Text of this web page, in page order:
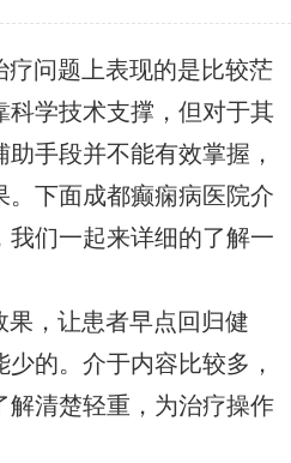
疗问题上表现的是比较茫
科学技术支撑，但对于其
手段并不能有效掌握，
。下面成都癫痫病医院介
我们一起来详细的了解一
果，让患者早点回归健
的。介于内容比较多，
解清楚轻重，为治疗操作